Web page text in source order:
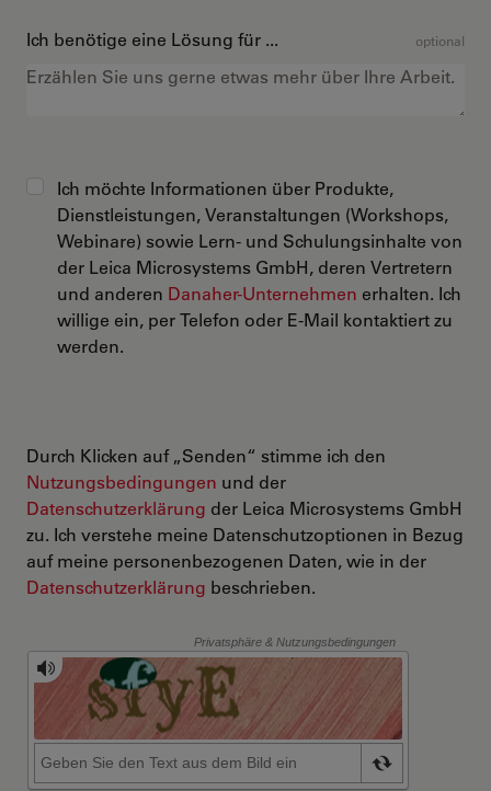
Ich benötige eine Lösung für ... optional
Ich möchte Informationen über Produkte,
Dienstleistungen, Veranstaltungen (Workshops,
Webinare) sowie Lern- und Schulungsinhalte von
der Leica Microsystems GmbH, deren Vertretern
und anderen Danaher-Unternehmen erhalten. Ich
willige ein, per Telefon oder E-Mail kontaktiert zu
werden.
Durch Klicken auf „Senden“ stimme ich den
Nutzungsbedingungen und der
Datenschutzerklärung der Leica Microsystems GmbH
zu. Ich verstehe meine Datenschutzoptionen in Bezug
auf meine personenbezogenen Daten, wie in der
Datenschutzerklärung beschrieben.